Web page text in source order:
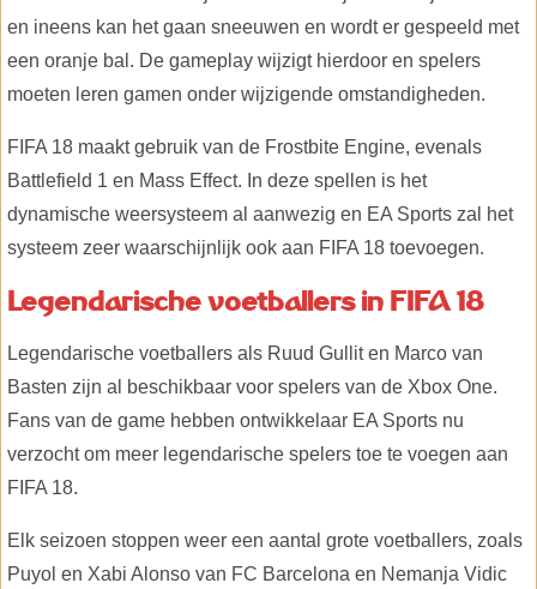
en ineens kan het gaan sneeuwen en wordt er gespeeld met
een oranje bal. De gameplay wijzigt hierdoor en spelers
moeten leren gamen onder wijzigende omstandigheden.
FIFA 18 maakt gebruik van de Frostbite Engine, evenals
Battlefield 1 en Mass Effect. In deze spellen is het
dynamische weersysteem al aanwezig en EA Sports zal het
systeem zeer waarschijnlijk ook aan FIFA 18 toevoegen.
Legendarische voetballers in FIFA 18
Legendarische voetballers als Ruud Gullit en Marco van
Basten zijn al beschikbaar voor spelers van de Xbox One.
Fans van de game hebben ontwikkelaar EA Sports nu
verzocht om meer legendarische spelers toe te voegen aan
FIFA 18.
Elk seizoen stoppen weer een aantal grote voetballers, zoals
Puyol en Xabi Alonso van FC Barcelona en Nemanja Vidic